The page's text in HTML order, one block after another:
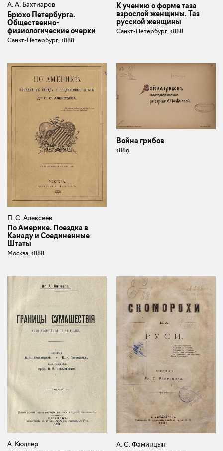
А. А. Бахтиаров
Брюхо Петербурга.
Общественно-
физиологические очерки
Санкт-Петербург, 1888
К учению о форме таза
взрослой женщины. Таз
русской женщины
Санкт-Петербург, 1888
П. С. Алексеев
По Америке. Поездка в
Канаду и Соединенные
Штаты
Москва, 1888
Война грибов
1889
А. Кюллер А. С. Фаминцын